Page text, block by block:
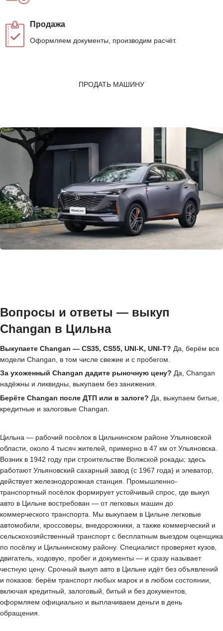
Продажа
Оформляем документы, производим расчёт.
ПРОДАТЬ МАШИНУ
Вопросы и ответы — выкуп
Changan в Цильна
Выкупаете Changan — CS35, CS55, UNI-K, UNI-T? Да, берём все
модели Changan, в том числе свежие и с пробегом.
За ухоженный Changan дадите рыночную цену? Да, Changan
надёжны и ликвидны, выкупаем без занижения.
Берёте Changan после ДТП или в залоге? Да, выкупаем битые,
кредитные и залоговые Changan.
Цильна — рабочий посёлок в Цильнинском районе Ульяновской
области, около 4 тысяч жителей, примерно в 47 км от Ульяновска.
Возник в 1942 году при строительстве Волжской рокады; здесь
работают Ульяновский сахарный завод (с 1967 года) и элеватор,
действует железнодорожная станция. Промышленно-
транспортный посёлок формирует устойчивый спрос, где выкуп
авто в Цильне востребован — от легковых машин до
коммерческого транспорта. Мы выкупаем в Цильне легковые
автомобили, кроссоверы, внедорожники, а также коммерческий и
сельскохозяйственный транспорт с бесплатным выездом оценщика
по посёлку и Цильнинскому району. Специалист проверяет кузов,
двигатель, ходовую, пробег и документы — и сразу называет
честную цену. Срочный выкуп авто в Цильне идёт без объявлений
и показов: берём транспорт любых марок и в любом состоянии,
включая кредитный, залоговый, битый и без документов,
оформляем официально и выплачиваем деньги в день
обращения.